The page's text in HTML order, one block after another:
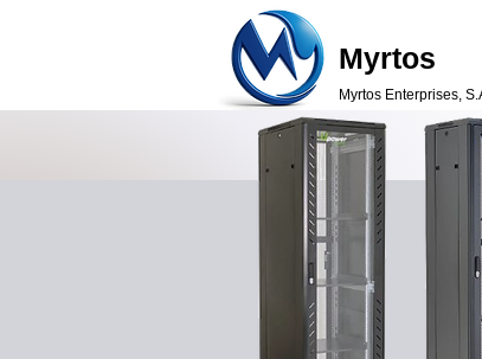
Myrtos
Myrtos Enterprises,